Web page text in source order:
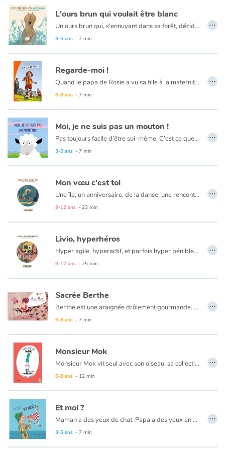
L'ours brun qui voulait être blanc
Un ours brun qui, s'ennuyant dans sa forêt, décide de partir à l'aventure. Au bout de plusieurs jours de marche, il arrive au pôle Nord et découvre un monde inconnu. Un territoire où tout est blanc, même les ours... L'ours brun qui voulait être blanc est une fable tendre et humoristique sur la différence et l'acceptation de soi.
3-5 ans - 7 min
…
Regarde-moi !
Quand le papa de Rosie a vu sa fille à la maternité, son coeur s’est rempli de fierté. Après le fils aîné, il avait la petite princesse qu’il attendait. – Et si on l’appelait Rosie ? a-t-il proposé à Maman. Oui, mais voilà... Rosie a grandi, et elle n’aime ni le rose ni les poupées !
6-8 ans - 7 min
…
Moi, je ne suis pas un mouton !
Pas toujours facile d’être soi-même. C’est ce que va découvrir notre petit mouton. Au risque d’être mis à l’écart. Heureusement, on peut être différent et trouver sa place...
3-5 ans - 7 min
…
Mon vœu c'est toi
Une île, un anniversaire, de la danse, une rencontre, un vœu et un soupçon de magie. Les ingrédients indispensables pour trouver la force de se surpasser et prendre confiance en soi. Hadrien vient de recevoir la première lettre de sa vie : Sidonie l’invite à danser pour son anniversaire. Il n’osera jamais, il ne sait pas danser. Mais certaines rencontres sont surprenantes, surtout celles que l’on attend pas !
9-12 ans - 23 min
…
Livio, hyperhéros
Hyper agile, hyperactif, et parfois hyper pénible… Livio ne connaît pas le mode pause, jamais. Si bien qu’il use autant les maîtresses que la chaise du bureau de la directrice, et parfois les copains. Mais derrière ses difficultés de comportement et d’attention se cachent une sensibilité et un courage incroyables.
9-12 ans - 25 min
…
Sacrée Berthe
Berthe est une araignée drôlement gourmande. Mais quand arrive le moment de tisser, Berthe est complètement désemparée. Va-t-elle parvenir à se fabriquer une authentique toile d'araignée ?
6-8 ans - 7 min
…
Monsieur Mok
Monsieur Mok vit seul avec son oiseau, sa collection de boîtes et son arbre. Il a décidé de ne plus sortir de chez lui. Jusqu’au jour où…
6-8 ans - 12 min
…
Et moi ?
Maman a des yeux de chat. Papa a des yeux en grain de riz. Et moi, dans ce charivari, comment je suis ?
3-5 ans - 7 min
…